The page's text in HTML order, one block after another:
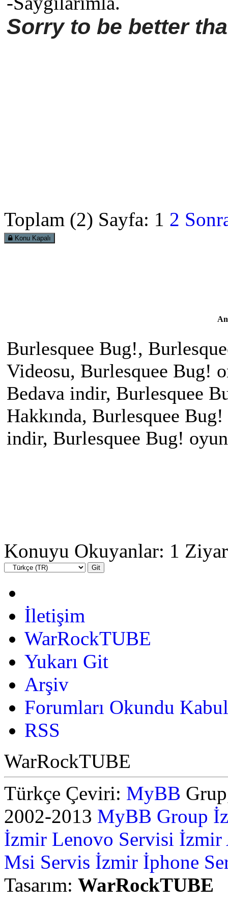
Sorry to be better
Toplam (2) Sayfa: 1 2
Konu Kapalı
Burlesquee Bug!,
Videosu, Burlesquee Bug!
Bedava indir, Burlesquee
Hakkında, Burlesquee
indir, Burlesquee Bug!
Konuyu Okuyanlar: 1
İletişim
WarRockTUBE
Yukarı Git
Arşiv
Forumları Okundu
RSS
WarRockTUBE
Türkçe Çeviri: MyBB
2002-2013 MyBB Group
İzmir Lenovo Servisi İzmir
Msi Servis İzmir İphone
Tasarım: WarRockTUBE